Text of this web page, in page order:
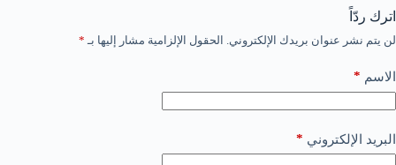
اترك ردّاً
لن يتم نشر عنوان بريدك الإلكتروني. الحقول الإلزامية مشار إليها بـ *
الاسم *
البريد الإلكتروني *